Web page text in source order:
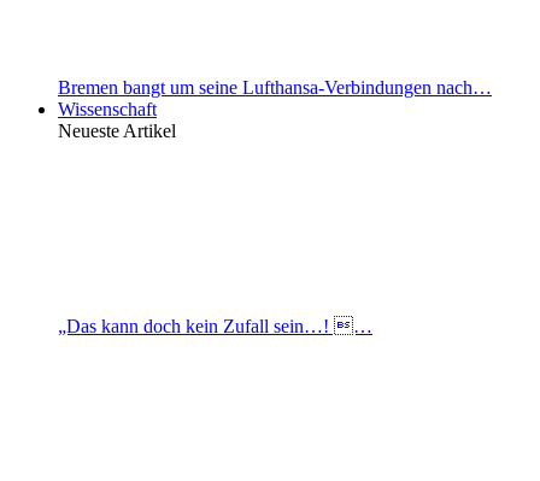
Bremen bangt um seine Lufthansa-Verbindungen nach…
Wissenschaft
Neueste Artikel
„Das kann doch kein Zufall sein…! …